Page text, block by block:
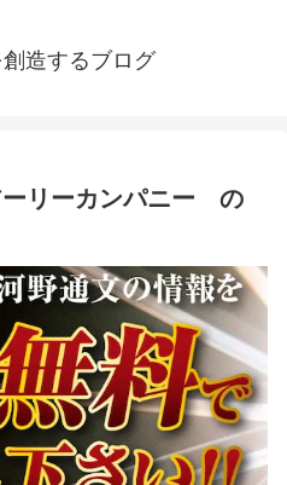
造するブログ
リーカンパニー の